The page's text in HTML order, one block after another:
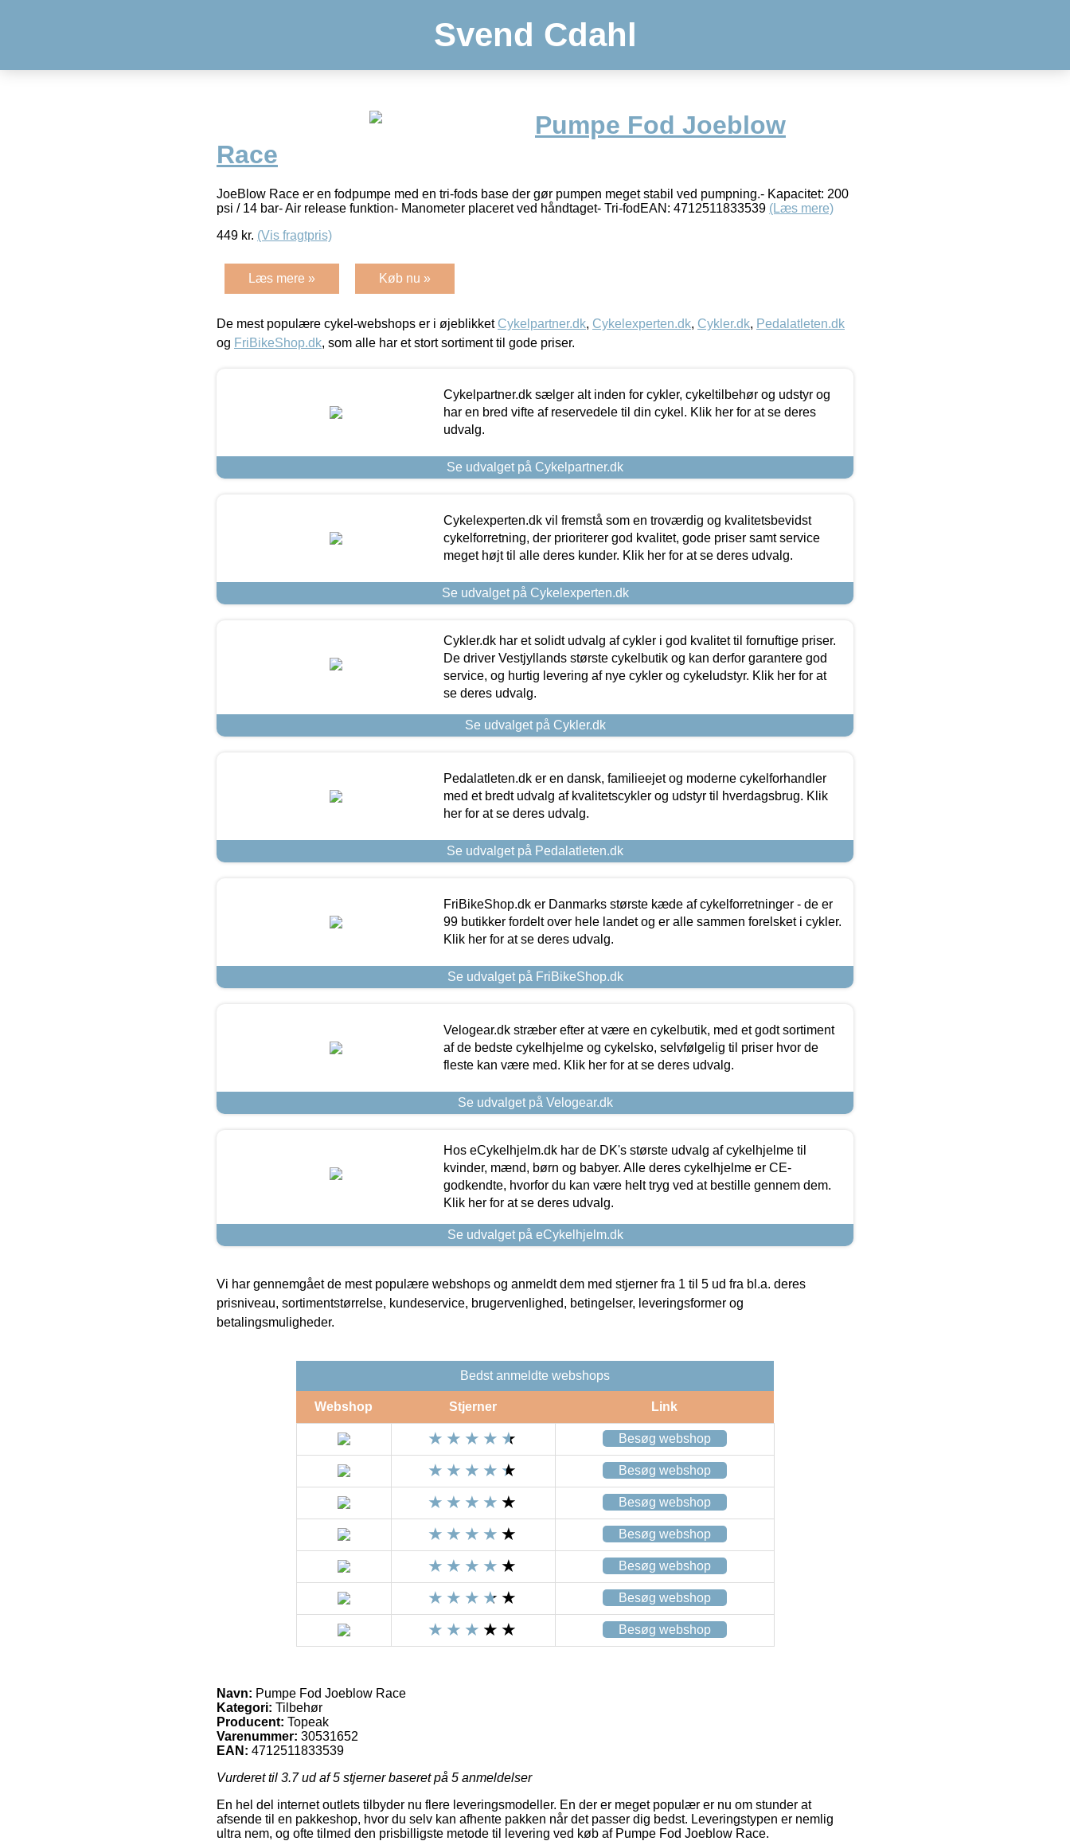
Svend Cdahl
Pumpe Fod Joeblow
Race
JoeBlow Race er en fodpumpe med en tri-fods base der gør pumpen meget stabil ved pumpning.- Kapacitet: 200
psi / 14 bar- Air release funktion- Manometer placeret ved håndtaget- Tri-fodEAN: 4712511833539 (Læs mere)
449 kr. (Vis fragtpris)
Læs mere » Køb nu »
De mest populære cykel-webshops er i øjeblikket Cykelpartner.dk, Cykelexperten.dk, Cykler.dk, Pedalatleten.dk
og FriBikeShop.dk, som alle har et stort sortiment til gode priser.
Cykelpartner.dk sælger alt inden for cykler, cykeltilbehør og udstyr og
har en bred vifte af reservedele til din cykel. Klik her for at se deres
udvalg.
Se udvalget på Cykelpartner.dk
Cykelexperten.dk vil fremstå som en troværdig og kvalitetsbevidst
cykelforretning, der prioriterer god kvalitet, gode priser samt service
meget højt til alle deres kunder. Klik her for at se deres udvalg.
Se udvalget på Cykelexperten.dk
Cykler.dk har et solidt udvalg af cykler i god kvalitet til fornuftige priser.
De driver Vestjyllands største cykelbutik og kan derfor garantere god
service, og hurtig levering af nye cykler og cykeludstyr. Klik her for at
se deres udvalg.
Se udvalget på Cykler.dk
Pedalatleten.dk er en dansk, familieejet og moderne cykelforhandler
med et bredt udvalg af kvalitetscykler og udstyr til hverdagsbrug. Klik
her for at se deres udvalg.
Se udvalget på Pedalatleten.dk
FriBikeShop.dk er Danmarks største kæde af cykelforretninger - de er
99 butikker fordelt over hele landet og er alle sammen forelsket i cykler.
Klik her for at se deres udvalg.
Se udvalget på FriBikeShop.dk
Velogear.dk stræber efter at være en cykelbutik, med et godt sortiment
af de bedste cykelhjelme og cykelsko, selvfølgelig til priser hvor de
fleste kan være med. Klik her for at se deres udvalg.
Se udvalget på Velogear.dk
Hos eCykelhjelm.dk har de DK's største udvalg af cykelhjelme til
kvinder, mænd, børn og babyer. Alle deres cykelhjelme er CE-
godkendte, hvorfor du kan være helt tryg ved at bestille gennem dem.
Klik her for at se deres udvalg.
Se udvalget på eCykelhjelm.dk
Vi har gennemgået de mest populære webshops og anmeldt dem med stjerner fra 1 til 5 ud fra bl.a. deres
prisniveau, sortimentstørrelse, kundeservice, brugervenlighed, betingelser, leveringsformer og
betalingsmuligheder.
Bedst anmeldte webshops
Webshop Stjerner Link
Besøg webshop
Besøg webshop
Besøg webshop
Besøg webshop
Besøg webshop
Besøg webshop
Besøg webshop
Navn: Pumpe Fod Joeblow Race
Kategori: Tilbehør
Producent: Topeak
Varenummer: 30531652
EAN: 4712511833539
Vurderet til 3.7ud af 5 stjerner baseret på 5 anmeldelser
En hel del internet outlets tilbyder nu flere leveringsmodeller. En der er meget populær er nu om stunder at
afsende til en pakkeshop, hvor du selv kan afhente pakken når det passer dig bedst. Leveringstypen er nemlig
ultra nem, og ofte tilmed den prisbilligste metode til levering ved køb af Pumpe Fod Joeblow Race.